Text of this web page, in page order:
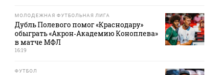
МОЛОДЕЖНАЯ ФУТБОЛЬНАЯ ЛИГА
Дубль Полевого помог «Краснодару»
обыграть «Акрон‑Академию Коноплева»
в матче МФЛ
16:19
ФУТБОЛ